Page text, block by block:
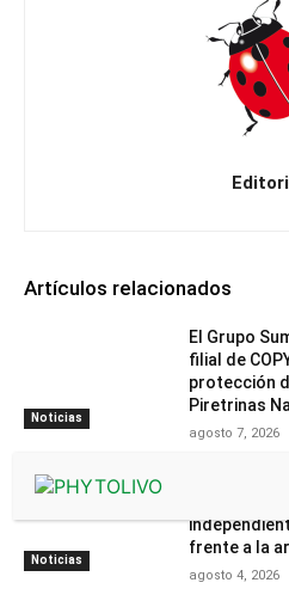
Artículos relacionados
Noticias
El Grupo
filial de
protección
Piretrinas
agosto 7, 2026
Noticias
Havva y
frente a la
agosto 4, 2026